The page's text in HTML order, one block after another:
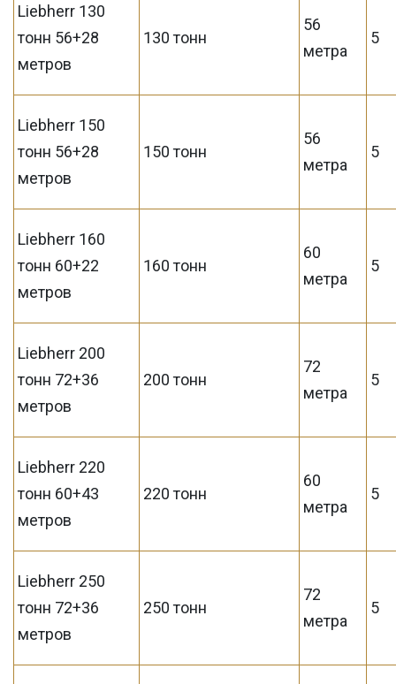
Liebherr 130
тонн 56+28
метров
130 тонн
56
метра
5
Liebherr 150
тонн 56+28
метров
150 тонн
56
метра
5
Liebherr 160
тонн 60+22
метров
160 тонн
60
метра
5
Liebherr 200
тонн 72+36
метров
200 тонн
72
метра
5
Liebherr 220
тонн 60+43
метров
220 тонн
60
метра
5
Liebherr 250
тонн 72+36
метров
250 тонн
72
метра
5